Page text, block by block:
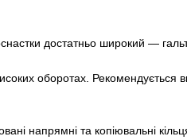
достатньо широкий —
оборотах. Рекомендується
напрямні та копіювальні